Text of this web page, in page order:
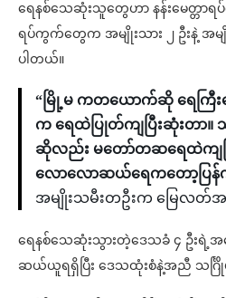
ရေနစ်သေဆုံးသူတွေဟာ နန်းမေတ္တာ
ရပ်ကွက်တွေက အမျိုးသား ၂ ဦးနဲ့ အ
ပါတယ်။
“မြို့မ ကတယောက်ဆို ရေကြီးန
က ရေထဲပြုတ်ကျပြီးဆုံးတာ။
ဆိုလည်း မတော်တဆရေထဲကျပ
လောလောဆယ်ရေကတော့ပြန်က
အမျိုးသမီးတဦးက မြေလတ်
ရေနစ်သေဆုံးသွားတဲ့ဒေသခံ ၄ ဦးရဲ့
ဆယ်ယူရရှိပြီး ဒေသထုံးစံနဲ့အညီ သင်္ဂြို